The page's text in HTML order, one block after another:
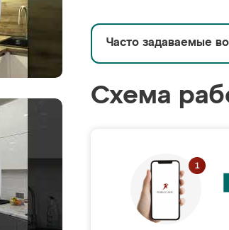
Часто задаваемые
Схема